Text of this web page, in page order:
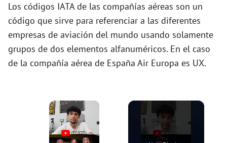
Los códigos IATA de las compañías aéreas son un
código que sirve para referenciar a las diferentes
empresas de aviación del mundo usando solamente
grupos de dos elementos alfanuméricos. En el caso
de la compañía aérea de España Air Europa es UX.
×